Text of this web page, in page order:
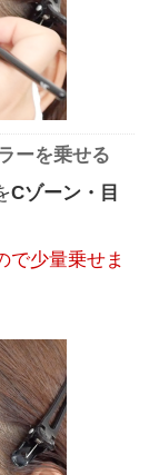
ーを乗せる
Cゾーン・目
で少量乗せま